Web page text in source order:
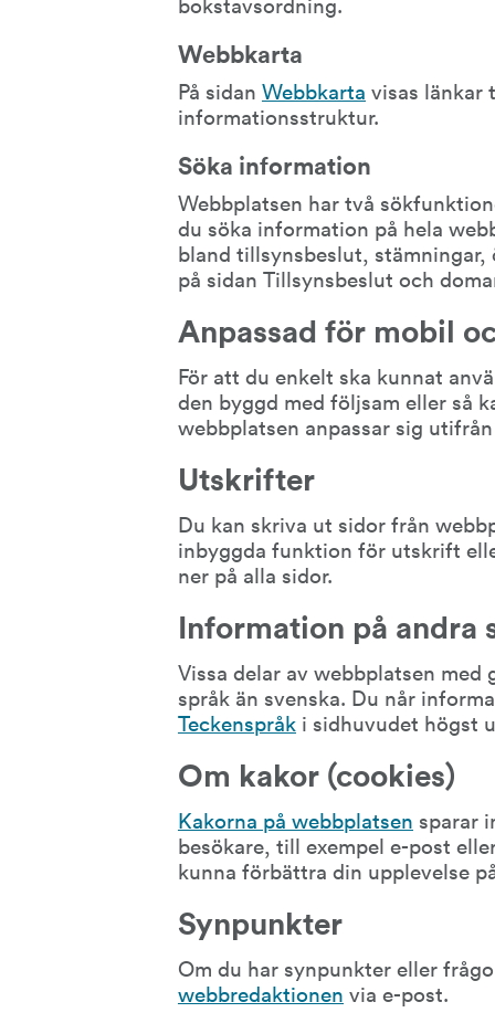
Webbkarta
På sidan Webbkarta visas länkar
informationsstruktur.
Söka information
Webbplatsen har två
du söka information på hela
bland tillsynsbeslut,
på sidan Tillsynsbeslut och
Anpassad för mobil
För att du enkelt ska kunnat
den byggd med följsam eller så
webbplatsen anpassar sig
Utskrifter
Du kan skriva ut sidor från
inbyggda funktion för utskrift
ner på alla sidor.
Information på andra
Vissa delar av webbplatsen
språk än svenska. Du når
Teckenspråk i sidhuvudet högst
Om kakor (cookies)
Kakorna på webbplatsen sparar
besökare, till exempel e-post
kunna förbättra din upplevelse
Synpunkter
Om du har synpunkter eller
webbredaktionen via e-post.